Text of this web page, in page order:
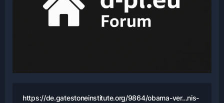
https://de.gatestoneinstitute.org/9864/obama-ver…nis-